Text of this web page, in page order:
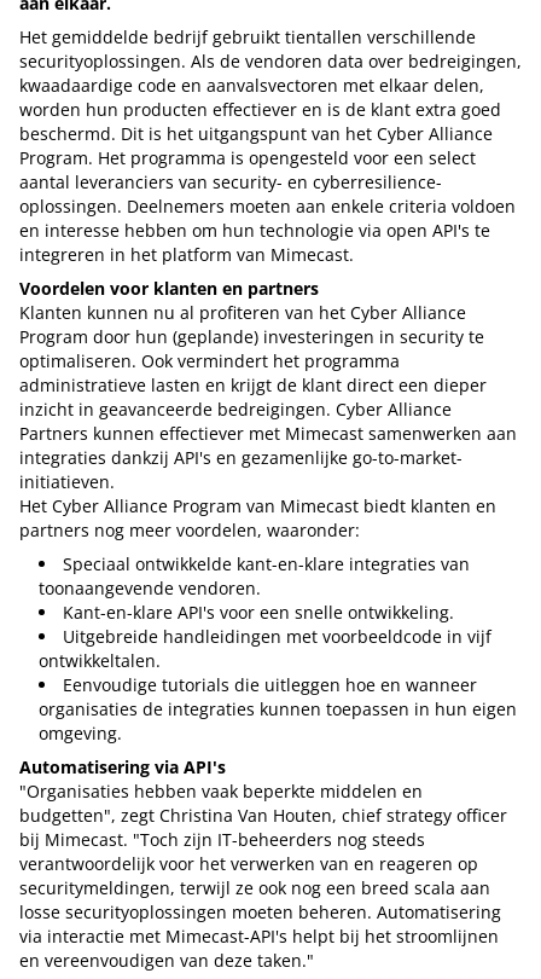
Het gemiddelde bedrijf gebruikt tientallen verschillende
securityoplossingen. Als de vendoren data over bedreigingen,
kwaadaardige code en aanvalsvectoren met elkaar delen,
worden hun producten effectiever en is de klant extra goed
beschermd. Dit is het uitgangspunt van het Cyber Alliance
Program. Het programma is opengesteld voor een select
aantal leveranciers van security- en cyberresilience-
oplossingen. Deelnemers moeten aan enkele criteria voldoen
en interesse hebben om hun technologie via open API's te
integreren in het platform van Mimecast.
Voordelen voor klanten en partners
Klanten kunnen nu al profiteren van het Cyber Alliance
Program door hun (geplande) investeringen in security te
optimaliseren. Ook vermindert het programma
administratieve lasten en krijgt de klant direct een dieper
inzicht in geavanceerde bedreigingen. Cyber Alliance
Partners kunnen effectiever met Mimecast samenwerken aan
integraties dankzij API's en gezamenlijke go-to-market-
initiatieven.
Het Cyber Alliance Program van Mimecast biedt klanten en
partners nog meer voordelen, waaronder:
Speciaal ontwikkelde kant-en-klare integraties van
toonaangevende vendoren.
Kant-en-klare API's voor een snelle ontwikkeling.
Uitgebreide handleidingen met voorbeeldcode in vijf
ontwikkeltalen.
Eenvoudige tutorials die uitleggen hoe en wanneer
organisaties de integraties kunnen toepassen in hun eigen
omgeving.
Automatisering via API's
"Organisaties hebben vaak beperkte middelen en
budgetten", zegt Christina Van Houten, chief strategy officer
bij Mimecast. "Toch zijn IT-beheerders nog steeds
verantwoordelijk voor het verwerken van en reageren op
securitymeldingen, terwijl ze ook nog een breed scala aan
losse securityoplossingen moeten beheren. Automatisering
via interactie met Mimecast-API's helpt bij het stroomlijnen
en vereenvoudigen van deze taken."